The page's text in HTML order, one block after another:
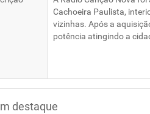
Cachoeira Paulista,
vizinhas. Após a
potência atingindo a
destaque